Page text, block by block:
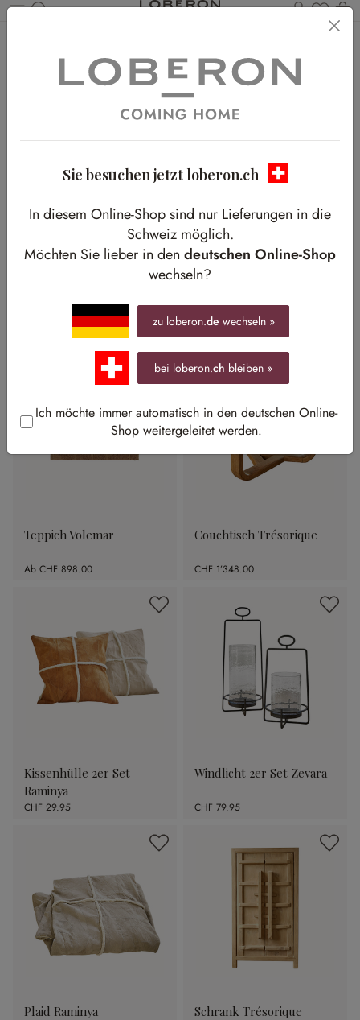
Du
Zwischen Klarheit und Komfort
Ausdrucksstarke Strukturen sorgen für ein lebendiges
Raumgefühl
Teppich Volemar
Ab CHF 898.00
Couchtisch Trésorique
CHF 1’348.00
Kissenhülle 2er Set
Raminya
CHF 29.95
Windlicht 2er Set Zevara
CHF 79.95
Plaid Raminya Schrank Trésorique
Sie besuchen jetzt loberon.ch
In diesem Online-Shop sind nur Lieferungen in die
Schweiz möglich.
Möchten Sie lieber in den deutschen Online-Shop
wechseln?
zu loberon.de wechseln »
bei loberon.ch bleiben »
Ich möchte immer automatisch in den deutschen Online-
Shop weitergeleitet werden.